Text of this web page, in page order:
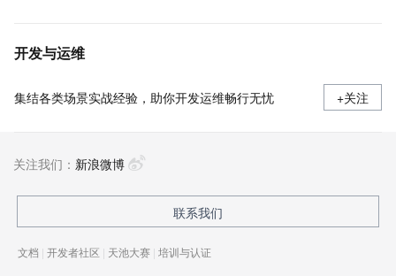
开发与运维
集结各类场景实战经验，助你开发运维畅行无忧 +关注
关注我们： 新浪微博
联系我们
文档 | 开发者社区 | 天池大赛 | 培训与认证